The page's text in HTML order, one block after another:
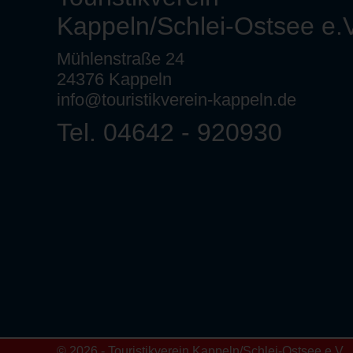
Kappeln/Schlei-Ostsee
Mühlenstraße 24
24376 Kappeln
info@touristikverein-kappeln.de
Tel. 04642 - 920930